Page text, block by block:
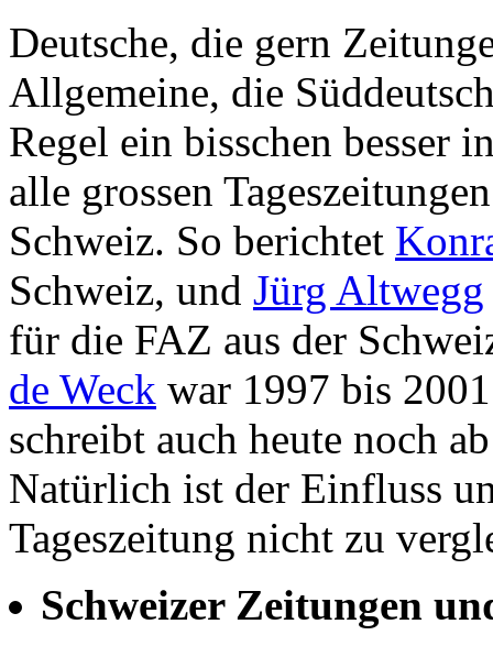
Deutsche, die gern
Allgemeine, die
Regel ein bisschen besser
alle grossen
Schweiz. So berichtet
Schweiz, und Jürg Altwegg
für die FAZ aus der
de Weck war 1997 bis
schreibt auch heute noch
Natürlich ist der Einfluss
Tageszeitung nicht zu
Schweizer Zeitungen